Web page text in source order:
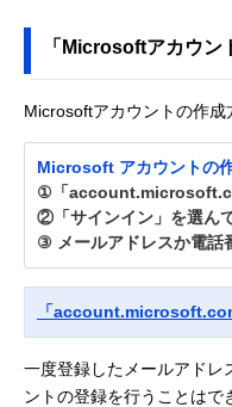
「Microsoftアカウン
Microsoftアカウントの作成
Microsoft アカウントの
①「
②「サインイン」を選ん
③ メールアドレスか電話
「
一度登録したメールアドレ
ントの登録を行うことはで